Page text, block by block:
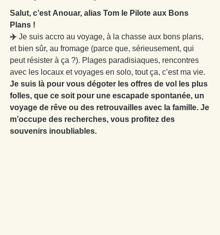
Salut, c’est Anouar, alias Tom le Pilote aux Bons
Plans !
✈️ Je suis accro au voyage, à la chasse aux bons plans,
et bien sûr, au fromage (parce que, sérieusement, qui
peut résister à ça ?). Plages paradisiaques, rencontres
avec les locaux et voyages en solo, tout ça, c’est ma vie.
Je suis là pour vous dégoter les offres de vol les plus
folles, que ce soit pour une escapade spontanée, un
voyage de rêve ou des retrouvailles avec la famille. Je
m’occupe des recherches, vous profitez des
souvenirs inoubliables.